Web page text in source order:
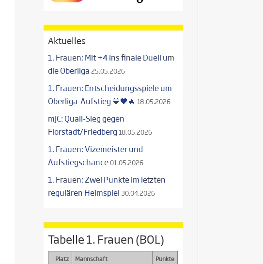
Aktuelles
1. Frauen: Mit +4 ins finale Duell um
die Oberliga 25.05.2026
1. Frauen: Entscheidungsspiele um
Oberliga-Aufstieg 💛💙🔥 18.05.2026
mJC: Quali-Sieg gegen
Florstadt/Friedberg 18.05.2026
1. Frauen: Vizemeister und
Aufstiegschance01.05.2026
1. Frauen: Zwei Punkte im letzten
regulären Heimspiel 30.04.2026
Tabelle 1. Frauen (BOL)
Platz Mannschaft
Punkte